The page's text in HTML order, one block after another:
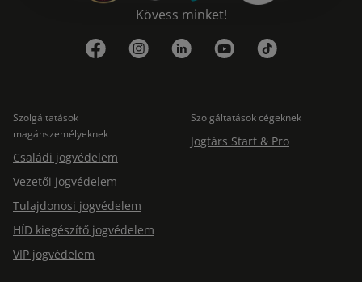
Kövess minket!
Szolgáltatások
magánszemélyeknek
Családi jogvédelem
Vezetői jogvédelem
Tulajdonosi jogvédelem
HÍD kiegészítő jogvédelem
VIP jogvédelem
Szolgáltatások cégeknek
Jogtárs Start & Pro